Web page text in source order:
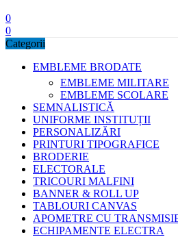
0
0
Categorii
EMBLEME BRODATE
EMBLEME MILITARE
EMBLEME SCOLARE
SEMNALISTICĂ
UNIFORME INSTITUȚII
PERSONALIZĂRI
PRINTURI TIPOGRAFICE
BRODERIE
ELECTORALE
TRICOURI MALFINI
BANNER & ROLL UP
TABLOURI CANVAS
APOMETRE CU
ECHIPAMENTE ELECTRA